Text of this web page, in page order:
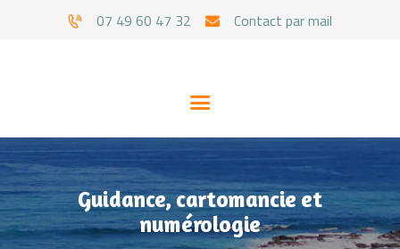
07 49 60 47 32 Contact par mail
Guidance, cartomancie et
numérologie